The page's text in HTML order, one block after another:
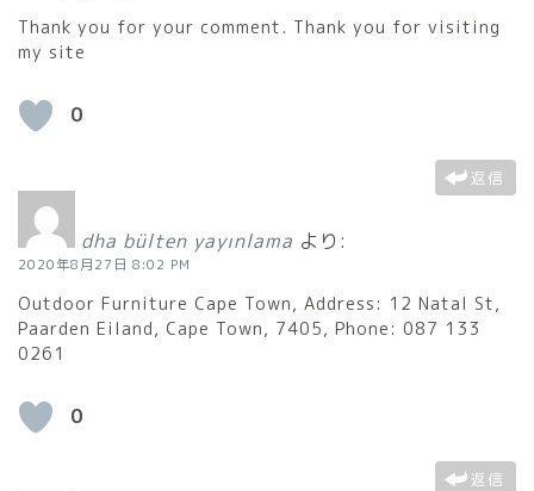
Thank you for your comment. Thank you for visiting
my site
0
返信
dha bülten yayınlama より:
2020年8月27日 8:02 PM
Outdoor Furniture Cape Town, Address: 12 Natal St,
Paarden Eiland, Cape Town, 7405, Phone: 087 133
0261
0
返信